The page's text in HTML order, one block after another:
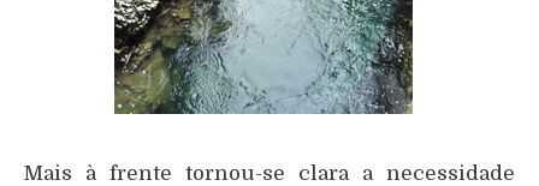
Mais à frente tornou-se clara a necessidade